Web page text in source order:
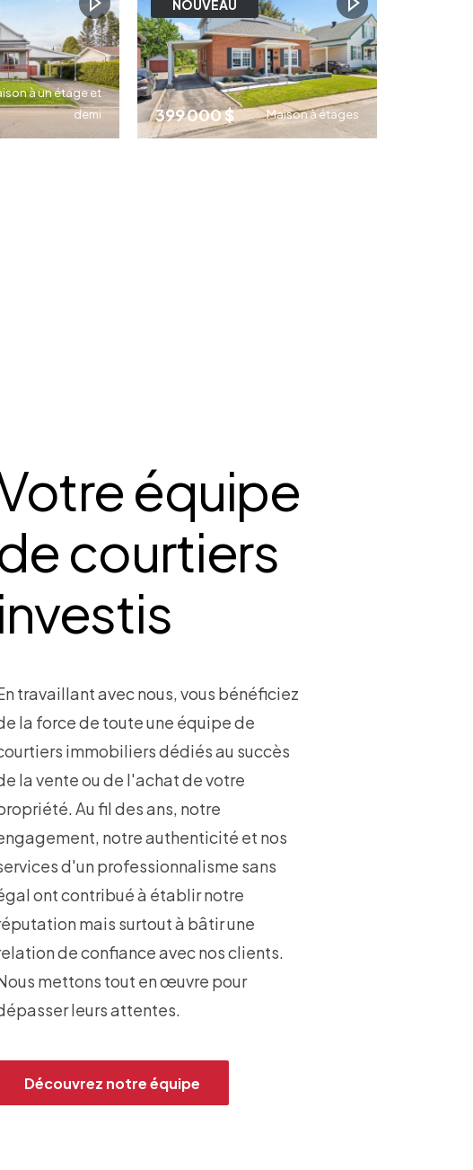
à un étage et
demi
NOUVEAU
399 000 $ Maison à étages
équipe
courtiers
investis
travaillant avec nous, vous bénéficiez
la force de toute une équipe de
immobiliers dédiés au succès
la vente ou de l'achat de votre
Au fil des ans, notre
notre authenticité et nos
d'un professionnalisme sans
ont contribué à établir notre
mais surtout à bâtir une
de confiance avec nos clients.
mettons tout en œuvre pour
leurs attentes.
Découvrez notre équipe